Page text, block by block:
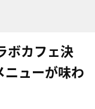
ボカフェ決
ニューが味わ